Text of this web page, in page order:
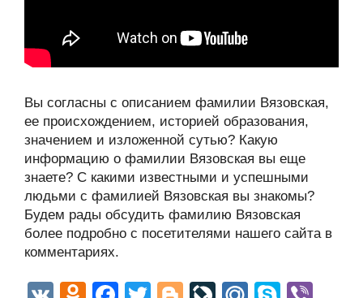
Вы согласны с описанием фамилии Вязовская,
ее происхождением, историей образования,
значением и изложенной сутью? Какую
информацию о фамилии Вязовская вы еще
знаете? С какими известными и успешными
людьми с фамилией Вязовская вы знакомы?
Будем рады обсудить фамилию Вязовская
более подробно с посетителями нашего сайта в
комментариях.